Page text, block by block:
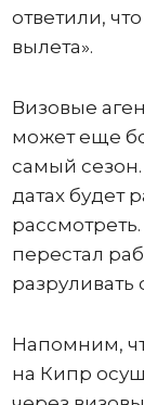
ответили,
вылета».
Визовые
может еще
самый
датах будет
перестал
разруливать
Напомним,
на Кипр